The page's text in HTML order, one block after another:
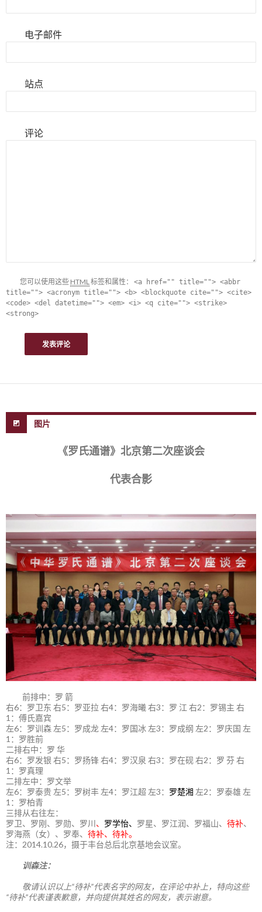
电子邮件
站点
评论
您可以使用这些 HTML标签和属性： <a href="" title=""> <abbr
title=""> <acronym title=""> <b> <blockquote cite=""> <cite>
<code> <del datetime=""> <em> <i> <q cite=""> <strike>
<strong>
图片
《罗氏通谱》北京第二次座谈会
代表合影
前排中：罗 箭
右6：罗卫东 右5：罗亚拉 右4：罗海曦 右3：罗 江 右2：罗锡主 右
1：傅氏嘉宾
左6：罗训森 左5：罗成龙 左4：罗国冰 左3：罗成纲 左2：罗庆国 左
1：罗胜前
二排右中：罗 华
右6：罗发银 右5：罗扬锋 右4：罗汉泉 右3：罗在砚 右2：罗 芬 右
1：罗真理
二排左中：罗文举
左6：罗泰贵 左5：罗树丰 左4：罗江超 左3： 罗楚湘 左2：罗泰雄 左
1：罗柏青
三排从右往左：
罗卫、罗刚、罗勋、罗川 、 罗学怡、 罗星、罗江润、罗福山、 待补、
罗海燕（女）、罗奉、 待补、待补。
注：2014.10.26，摄于丰台总后北京基地会议室。
训森注：
敬请认识以上“待补”代表名字的网友，在评论中补上，特向这些
“待补”代表谨表歉意，并向提供其姓名的网友，表示谢意。